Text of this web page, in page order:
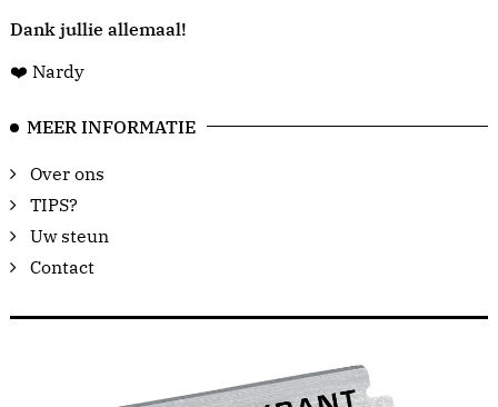
Dank jullie allemaal!
❤️ Nardy
MEER INFORMATIE
Over ons
TIPS?
Uw steun
Contact